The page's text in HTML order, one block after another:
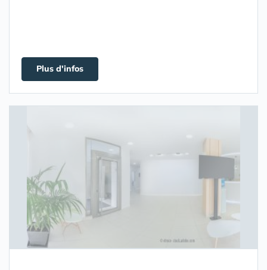
Plus d'infos